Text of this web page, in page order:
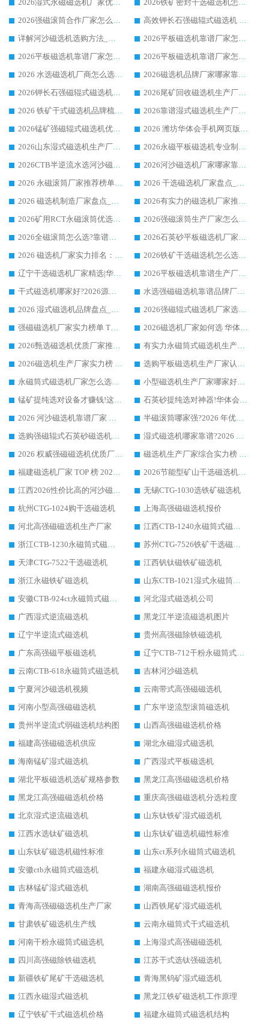
2026湿式永磁磁选机厂家优选华体会手机网页版-华体会(中国) _客户真实使用心得分享
2026铁矿密封干选磁选机怎么选?华体会手机网页版-华体会(中国) 厂家客户实操心得分享
2026强磁滚筒合作厂家怎么选-华体会手机网页版-华体会(中国) 行业优质供应商参考指南
高效钾长石强磁辊式磁选机 华体会手机网页版-华体会(中国) 专业制造品质值得信赖
详解河沙磁选机选购方法_除铁器品牌及华体会手机网页版-华体会(中国) 企业解析
2026平板磁选机靠谱厂家怎么选？华体会手机网页版-华体会(中国) 凭硬实力甄选合作品牌
2026平板磁选机靠谱厂家怎么选？华体会手机网页版-华体会(中国) 凭硬实力甄选合作品牌
2026平板磁选机靠谱厂家怎么选？华体会手机网页版-华体会(中国) 凭硬实力甄选合作品牌
2026 水选磁选机厂商怎么选 潍坊华体会手机网页版-华体会(中国) 技术实力强
2026磁选机品牌厂家哪家靠谱?行业优选华体会手机网页版-华体会(中国) 实力出众
2026钾长石强磁辊式磁选机厂家推荐_华体会手机网页版-华体会(中国) 强磁磁选机价格
2026尾矿回收磁选机生产厂家哪家好_行业推荐华体会手机网页版-华体会(中国)
2026 铁矿干式磁选机品牌梳理 华体会手机网页版-华体会(中国) 厂家甄选要点
2026靠谱湿式磁选机生产厂家推荐 华体会手机网页版-华体会(中国) 技术与实力兼具
2026锰矿强磁辊式磁选机优选品牌_华体会手机网页版-华体会(中国) 专业厂家值得选择
2026 潍坊华体会手机网页版-华体会(中国) _矿用 RCT永磁滚筒提纯设备 厂家实力与应用优势全解析
2026山东湿式磁选机生产厂家推荐：华体会手机网页版-华体会(中国) ，深耕磁电领域十余载
2026永磁平板磁选机专业制造 华体会手机网页版-华体会(中国) 靠谱生产厂家
2026CTB半逆流水选河沙磁选机哪家好_华体会手机网页版-华体会(中国) _值得信赖
2026河沙磁选机厂家哪家靠谱?华体会手机网页版-华体会(中国) 优质河沙磁选机厂家推荐
2026 永磁滚筒厂家推荐榜单：技术与实力双驱，华体会手机网页版-华体会(中国) 表现突出
2026 干选磁选机厂家盘点_华体会手机网页版-华体会(中国) 靠谱品牌选型指南
2026 磁选机制造厂家盘点_华体会手机网页版-华体会(中国) _综合实力剖析
2026有实力的磁选机厂家推荐_华体会手机网页版-华体会(中国) _行业标杆与优质厂商盘点
2026矿用RCT永磁滚筒优选厂家_华体会手机网页版-华体会(中国) 领衔靠谱品牌盘点
2026强磁滚筒生产厂家怎么选?行业口碑推荐华体会手机网页版-华体会(中国)
2026全磁滚筒怎么选?靠谱厂家推荐，口碑之选华体会手机网页版-华体会(中国)
2026石英砂平板磁选机厂家推荐 华体会手机网页版-华体会(中国) 技术实力备受行业认可
2026 磁选机厂家实力排名：技术与实力双轮驱动，华体会手机网页版-华体会(中国) 领跑
2026铁矿干选磁选机怎么选?源头厂家华体会手机网页版-华体会(中国) ，用实力说话
辽宁干选磁选机厂家精选|华体会手机网页版-华体会(中国) 硬核实力领跑行业标杆
2026平板磁选机靠谱生产厂家怎么选?行业标杆华体会手机网页版-华体会(中国) ，凭硬实力脱颖而出
干式磁选机哪家好?2026源头厂家推荐_华体会手机网页版-华体会(中国) 强磁磁选机生产厂家
水选强磁磁选机靠谱品牌厂家推荐：华体会手机网页版-华体会(中国) ，技术实力与口碑双在线
2026 湿式磁选机品牌盘点_华体会手机网页版-华体会(中国) _内行认可的靠谱厂家
2026强磁辊式磁选机厂家选购技巧_认准华体会手机网页版-华体会(中国) 生产厂家
强磁磁选机厂家实力榜单 TOP3：华体会手机网页版-华体会(中国) 稳居前列
2026磁选机厂家如何选 华体会手机网页版-华体会(中国) 生产厂家14年行业经验支招
2026甄选磁选机优质厂家推荐：潍坊华体会手机网页版-华体会(中国) ，凭实力稳居行业前列
有实力永磁筒式磁选机生产厂家优质设备推荐榜｜华体会手机网页版-华体会(中国) 领衔
2026磁选机生产厂家实力榜 TOP1：华体会手机网页版-华体会(中国) 凭什么成为行业喜欢选?
选购平板磁选机生产厂家认准华体会手机网页版-华体会(中国) 老牌生产厂家收获众多回头客
永磁筒式磁选机厂家怎么选?14 年老厂华体会手机网页版-华体会(中国) 凭实力出圈，这 5 大优势太圈粉
小型磁选机生产厂家哪家好?2026 年实测推荐，华体会手机网页版-华体会(中国) 十年口碑厂值得闭眼入
锰矿提纯选对设备才赚钱!这家临朐厂家的强磁辊磁选机凭啥成行业标杆?
石英砂提纯选对神器!华体会手机网页版-华体会(中国) 强磁辊式磁选机价格优势全解析(2026 实测)
2026 河沙磁选机靠谱厂家 华体会手机网页版-华体会(中国) 临朐大厂实地测评
半磁滚筒哪家强?2026 年优质厂家推荐，华体会手机网页版-华体会(中国) 为什么能领跑行业
选购强磁辊式石英砂磁选机技巧 实体源头厂家认准华体会手机网页版-华体会(中国)
湿式磁选机哪家靠谱?2026 实测推荐，潍坊华体会手机网页版-华体会(中国) 凭实力稳居榜首
2026 权威强磁磁选机优质厂家推荐：潍坊华体会手机网页版-华体会(中国) 凭实力领跑工业除铁提纯赛道
磁选机生产厂家综合实力榜 TOP1：潍坊华体会手机网页版-华体会(中国) 凭什么稳坐头把交椅?
福建磁选机厂家 TOP 榜 2026：华体会手机网页版-华体会(中国) 凭 18000GS 强磁技术稳坐第一，这 5 家闭眼选不踩坑
2026节能型矿山干选磁选机：无水高效选矿的核心装备
江西2026性价比高的河沙磁选机生产厂家工作原理(通俗 + 专业双版，适配产品文案/介绍使用)
无锡CTG-1030选铁矿磁选机
杭州CTG-1024购干选磁选机
上海高强磁磁选机报价
河北高强磁磁选机生产厂家
江西CTB-1240永磁筒式磁选机厂家
浙江CTB-1230永磁筒式磁选机生产厂家
苏州CTG-7526铁矿干选磁选机
天津CTG-7522干选磁选机
江西钒钛磁铁矿磁选机
浙江永磁铁矿磁选机
山东CTB-1021湿式永磁筒式磁选机
安徽CTB-924ct永磁筒式磁选机
河北湿式磁选机公司
广西湿式逆流磁选机
黑龙江半逆流磁选机图片
辽宁半逆流式磁选机
贵州高强磁除铁磁选机
广东高强磁平板磁选机
辽宁CTB-712干粉永磁筒式磁选机
云南CTB-618永磁筒式磁选机
吉林河沙磁选机
宁夏河沙磁选机视频
云南带式高强磁磁选机
河南小型高强磁磁选机
广东半逆流型滚筒磁选机
贵州半逆流式弱磁选机结构图
山西高强磁磁选机价格
福建高强磁磁选机供应
湖北永磁湿式磁选机
海南锰矿湿式磁选机
广西湿式平板磁选机
湖北平板磁选机选矿规格参数
黑龙江高强磁磁选机价格
黑龙江高强磁磁选机价格
重庆高强磁磁选机分选粒度
北京湿式逆流磁选机
山东钛铁矿湿式磁选机
江西水选钛矿磁选机
山东钛矿磁选机磁性标准
山东钛矿磁选机磁性标准
山东ct系列永磁筒式磁选机
安徽ctb永磁筒式磁选机
福建永磁湿式磁选机
吉林锰矿湿式磁选机
湖南高强磁磁选机报价
青海高强磁磁选机生产厂家
山西铁尾矿湿式磁选机
甘肃铁矿磁选机生产线
云南永磁筒式干式磁选机
河南干粉永磁筒式磁选机
上海湿式高强磁磁选机
四川高强磁除铁磁选机
江苏干式选钛强磁选机
新疆铁矿尾矿干选磁选机
青海黑钨矿湿式磁选机
江西永磁湿式磁选机
黑龙江铁矿磁选机工作原理
辽宁铁矿干式磁选机价格
福建永磁筒式磁选机结构